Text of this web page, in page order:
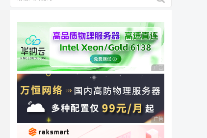
广告 商业广告，理性
广告 商业广告，理性